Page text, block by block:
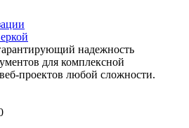
надежность
для комплексной
веб-проектов любой сложности.